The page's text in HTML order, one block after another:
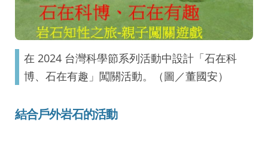
在 2024 台灣科學節系列活動中設計「石在科
博、石在有趣」闖關活動。（圖／董國安）
結合戶外岩石的活動